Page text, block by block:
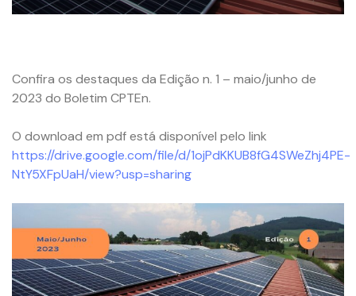
Confira os destaques da Edição n. 1 – maio/junho de
2023 do Boletim CPTEn.
O download em pdf está disponível pelo link
https://drive.google.com/file/d/1ojPdKKUB8fG4SWeZhj4PE-
NtY5XFpUaH/view?usp=sharing